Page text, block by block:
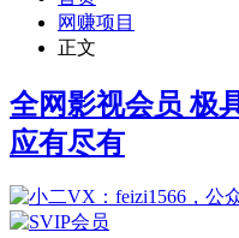
网赚项目
正文
全网影视会员 极
应有尽有